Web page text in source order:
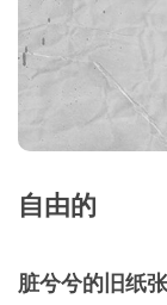
自由的
脏兮兮的旧纸